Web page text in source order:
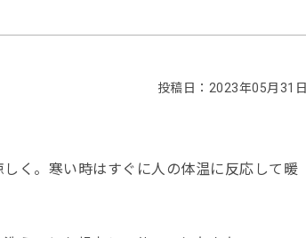
投稿日：2023年05月31日
く。寒い時はすぐに人の体温に反応して暖